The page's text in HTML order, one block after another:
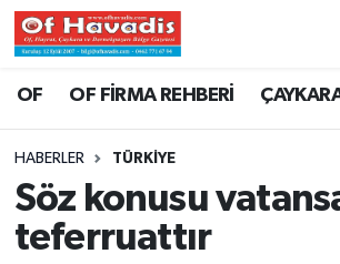
OF OF FİRMA REHBERİ
HABERLER TÜRKİYE
Söz konusu
teferruattır
Trabzon Nöbetçi Eczaneler
Trabzon Namaz Vakitleri
Trabzon Trafik Yoğunluk Haritası